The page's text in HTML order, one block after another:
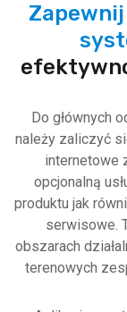
Do głównych
należy zaliczyć
internetowe
opcjonalną
produktu jak
serwisowe.
obszarach
terenowych